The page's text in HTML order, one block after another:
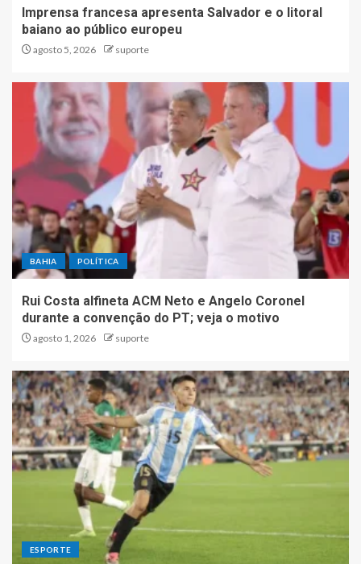
Imprensa francesa apresenta Salvador e o litoral
baiano ao público europeu
agosto 5, 2026 suporte
BAHIA POLÍTICA
Rui Costa alfineta ACM Neto e Angelo Coronel
durante a convenção do PT; veja o motivo
agosto 1, 2026 suporte
ESPORTE